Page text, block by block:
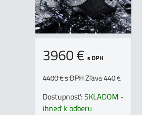
3960 € s DPH
4400 €s DPHZľava 440 €
Dostupnosť:SKLADOM -
ihneď k odberu